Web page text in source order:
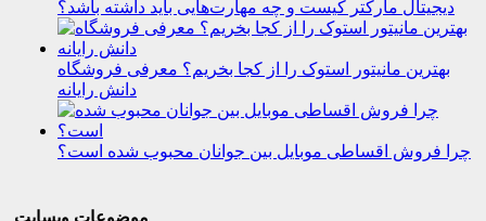
دیجیتال مارکتر کیست و چه مهارت‌هایی باید داشته باشد؟
بهترین مانیتور استوک را از کجا بخریم؟ معرفی فروشگاه
دانش رایانه
چرا فروش اقساطی موبایل بین جوانان محبوب شده است؟